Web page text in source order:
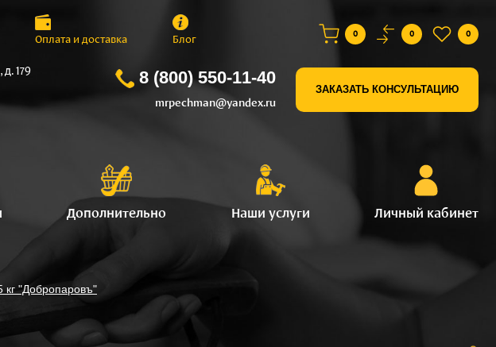
Оплата и доставка Блог 0 0 0
179 8 (800) 550-11-40
mrpechman@yandex.ru
ЗАКАЗАТЬ КОНСУЛЬТАЦИЮ
Дополнительно Наши услуги Личный кабинет
"Добропаровъ"